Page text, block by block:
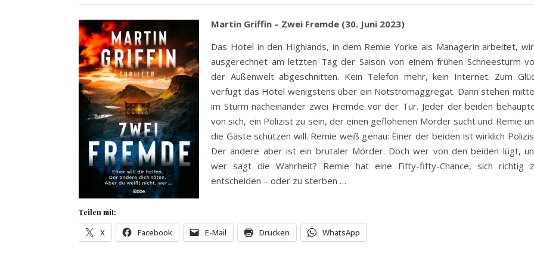
Martin Griffin – Zwei Fremde (30. Juni 2023)
Das Hotel in den Highlands, in dem Remie Yorke als Managerin arbeitet,
ausgerechnet am letzten Tag der Saison von einem frühen Schneesturm
der Außenwelt abgeschnitten. Kein Telefon mehr, kein Internet. Zum
verfügt das Hotel wenigstens über ein Notstromaggregat. Dann stehen
im Sturm nacheinander zwei Fremde vor der Tür. Jeder der beiden
von sich, ein Polizist zu sein, der einen geflohenen Mörder sucht und Remie
die Gäste schützen will. Remie weiß genau: Einer der beiden ist wirklich
Der andere aber ist ein brutaler Mörder. Doch wer von den beiden lügt,
wer sagt die Wahrheit? Remie hat eine Fifty-fifty-Chance, sich richtig
entscheiden – oder zu sterben …
Teilen mit:
X Facebook E-Mail Drucken WhatsApp